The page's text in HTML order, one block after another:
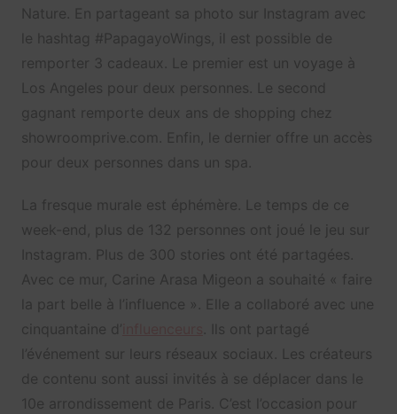
Nature. En partageant sa photo sur Instagram avec
le hashtag #PapagayoWings, il est possible de
remporter 3 cadeaux. Le premier est un voyage à
Los Angeles pour deux personnes. Le second
gagnant remporte deux ans de shopping chez
showroomprive.com. Enfin, le dernier offre un accès
pour deux personnes dans un spa.
La fresque murale est éphémère. Le temps de ce
week-end, plus de 132 personnes ont joué le jeu sur
Instagram. Plus de 300 stories ont été partagées.
Avec ce mur, Carine Arasa Migeon a souhaité « faire
la part belle à l’influence ». Elle a collaboré avec une
cinquantaine d’
. Ils ont partagé
l’événement sur leurs réseaux sociaux. Les créateurs
de contenu sont aussi invités à se déplacer dans le
10e arrondissement de Paris. C’est l’occasion pour